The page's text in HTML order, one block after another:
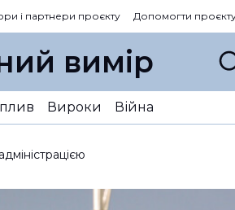
і партнери проєкту Допомогти
вимір
Вироки Війна